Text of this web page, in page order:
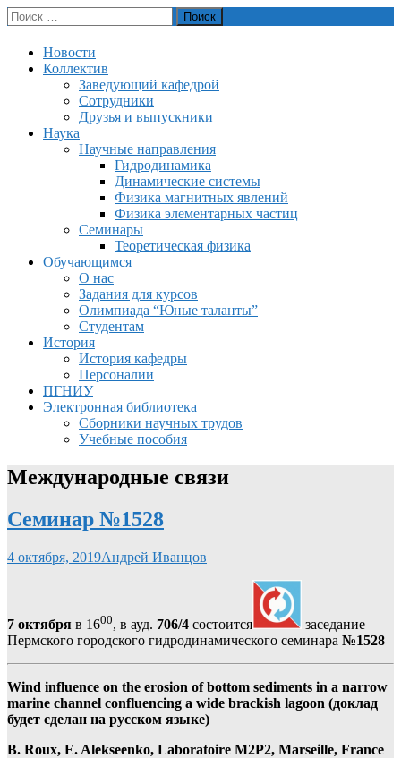
Перейти
к
содержимому
Пермский государственный университет
Поиск:
Новости
Коллектив
Заведующий кафедрой
Сотрудники
Друзья и выпускники
Наука
Научные направления
Гидродинамика
Динамические системы
Физика магнитных явлений
Физика элементарных частиц
Семинары
Теоретическая физика
Обучающимся
О нас
Задания для курсов
Олимпиада “Юные таланты”
Студентам
История
История кафедры
Персоналии
ПГНИУ
Электронная библиотека
Сборники научных трудов
Учебные пособия
Международные связи
Семинар №1528
4 октября, 2019Андрей Иванцов
7 октября в 1600, в ауд. 706/4 состоится
заседание
Пермского городского гидродинамического семинара №1528
Wind influence on the erosion of bottom sediments in a narrow
marine channel confluencing a wide brackish lagoon (доклад
будет сделан на русском языке)
B. Roux, E. Alekseenko, Laboratoire M2P2, Marseille, France